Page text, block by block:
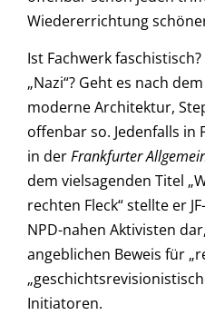
Wiedererrichtung
Ist Fachwerk
„Nazi“? Geht es nach
moderne Architektur,
offenbar so. Jedenfalls in
in derFrankfurter
dem vielsagenden Titel
rechten Fleck“ stellte er
NPD-nahen Aktivisten
angeblichen Beweis für
Initiatoren.